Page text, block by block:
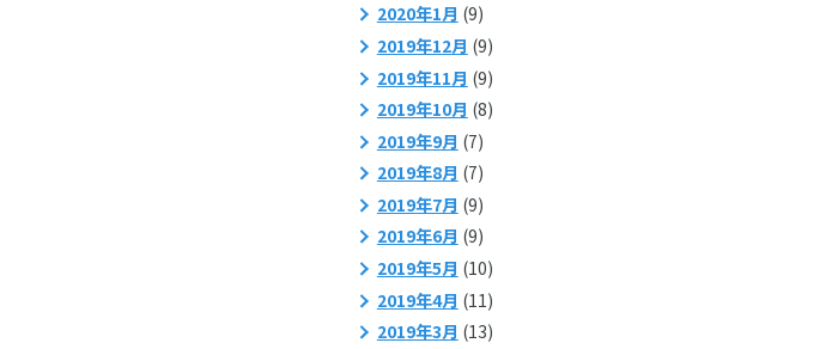
2020年1月 (9)
2019年12月 (9)
2019年11月 (9)
2019年10月 (8)
2019年9月 (7)
2019年8月 (7)
2019年7月 (9)
2019年6月 (9)
2019年5月 (10)
2019年4月 (11)
2019年3月 (13)